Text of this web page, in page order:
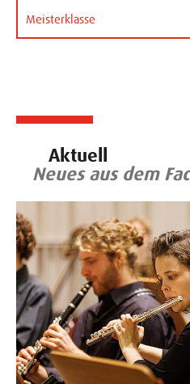
Meisterklasse
Aktuell
Neues aus dem